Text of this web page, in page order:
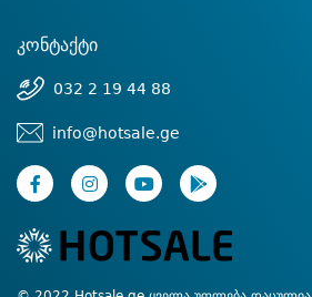
კონტაქტი
032 2 19 44 88
info@hotsale.ge